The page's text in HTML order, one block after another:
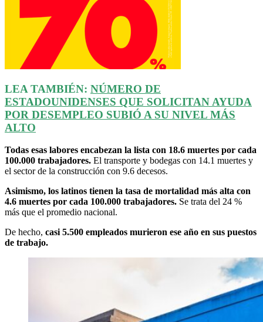
LEA TAMBIÉN: NÚMERO DE
ESTADOUNIDENSES QUE SOLICITAN AYUDA
POR DESEMPLEO SUBIÓ A SU NIVEL MÁS
ALTO
Todas esas labores encabezan la lista con 18.6 muertes por cada
100.000 trabajadores. El transporte y bodegas con 14.1 muertes y
el sector de la construcción con 9.6 decesos.
Asimismo, los latinos tienen la tasa de mortalidad más alta con
4.6 muertes por cada 100.000 trabajadores. Se trata del 24 %
más que el promedio nacional.
De hecho, casi 5.500 empleados murieron ese año en sus puestos
de trabajo.